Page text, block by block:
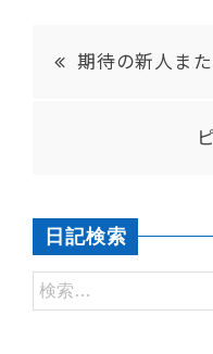
期待の新人ま
日記検索